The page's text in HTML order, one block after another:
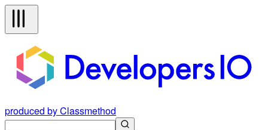
produced by Classmethod